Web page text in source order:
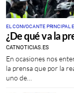
EL CONVOCANTE PRINCIPAL
ORGANIZACIONES SOCIALES
¿De qué va la
CATNOTICIAS.ES
En ocasiones nos
la prensa que por la
uno de…